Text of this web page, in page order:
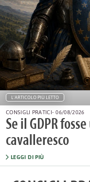
L'ARTICOLO PIÙ LETTO
CONSIGLI PRATICI- 06/08/2026
Se il GDPR
cavalleresco
LEGGI DI PIÙ